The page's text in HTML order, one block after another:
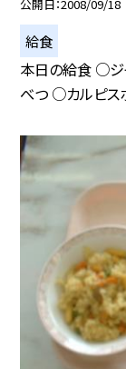
公開日 2008/09/18
給食
本日の給食 ○ジ
べつ ○カルピス